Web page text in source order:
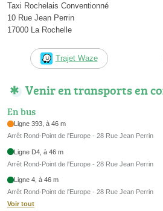
Taxi Rochelais Conventionné
10 Rue Jean Perrin
17000 La Rochelle
Trajet Waze
Venir en transports en
En bus
Ligne 393, à 46 m
Arrêt Rond-Point de l'Europe - 28 Rue Jean Perrin
Ligne D4, à 46 m
Arrêt Rond-Point de l'Europe - 28 Rue Jean Perrin
Ligne 4, à 46 m
Arrêt Rond-Point de l'Europe - 28 Rue Jean Perrin
Voir tout